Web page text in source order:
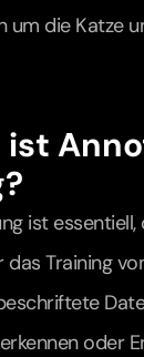
um die Katze
ist
ist essentiell,
das Training
oder